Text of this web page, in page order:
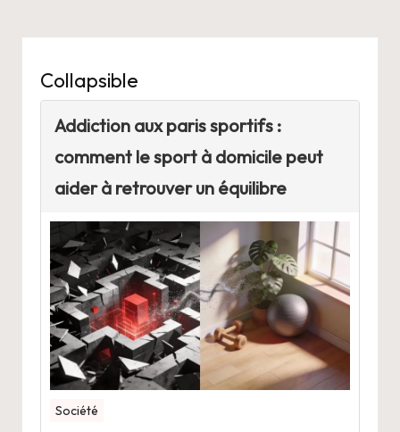
Collapsible
Addiction aux paris sportifs :
comment le sport à domicile peut
aider à retrouver un équilibre
Société